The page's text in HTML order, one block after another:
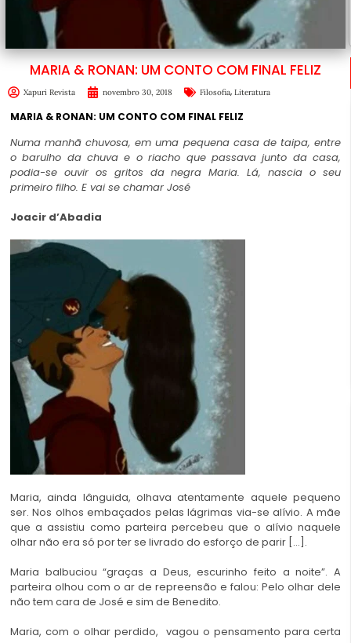
MARIA & RONAN: UM CONTO COM FINAL FELIZ
Xapuri Revista novembro 30, 2018 Filosofia, Literatura
MARIA & RONAN: UM CONTO COM FINAL FELIZ
Numa manhã chuvosa, em uma pequena casa de taipa, entre
o barulho da chuva e o riacho que passava junto da casa,
podia-se ouvir os gritos da negra Maria. Lá, nascia o seu
primeiro filho. E vai se chamar José
Joacir d’Abadia
Maria, ainda lânguida, olhava atentamente aquele pequeno
ser. Nos olhos embaçados pelas lágrimas via-se alívio. A mãe
que a assistiu como parteira percebeu que o alívio naquele
olhar não era só por ter se livrado do esforço de parir […].
Maria balbuciou “graças a Deus, escurinho feito a noite”. A
parteira olhou com o ar de repreensão e falou: Pelo olhar dele
não tem cara de José e sim de Benedito.
Maria, com o olhar perdido, vagou o pensamento para certa